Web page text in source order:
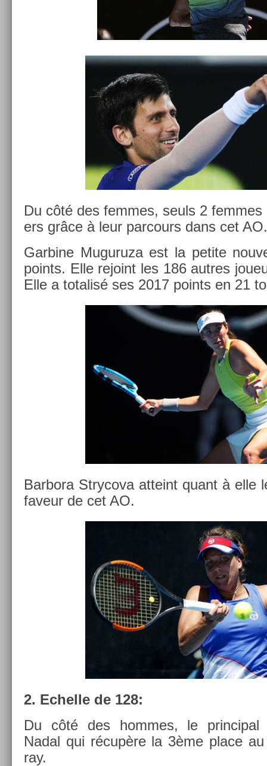
Du côté des fem­mes, seuls 2
ers grâce à leur par­cours dans cet AO.
Gar­bine Muguruza est la petite
points. Elle re­joint les 186 aut­res
Elle a totalisé ses 2017 points en 21
Bar­bora Strycova at­teint quant à elle
faveur de cet AO.
2. Ec­helle de 128:
Du côté des hom­mes, le prin­cip­al
Nadal qui récupère la 3ème place
ray.